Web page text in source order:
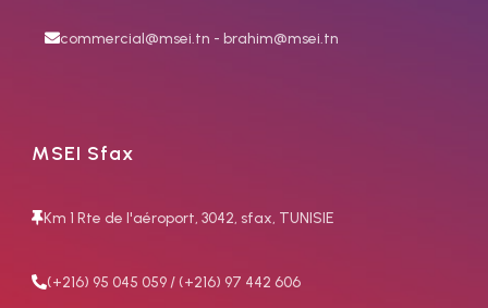
commercial@msei.tn - brahim@msei.tn
MSEI Sfax
Km 1 Rte de l'aéroport, 3042, sfax, TUNISIE
(+216) 95 045 059 / (+216) 97 442 606